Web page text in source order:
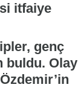
itfaiye
genç
buldu. Olay